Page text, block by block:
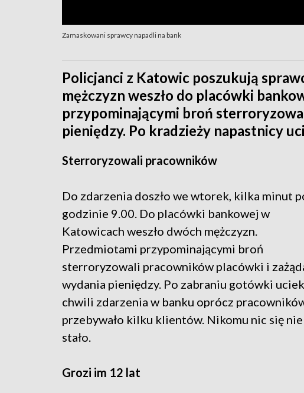
Zamaskowani sprawcy napadli na bank
Policjanci z Katowic poszukują
mężczyzn weszło do placówki
przypominającymi broń
pieniędzy. Po kradzieży napastnicy
Sterroryzowali pracowników
Do zdarzenia doszło we wtorek, kilka minut
godzinie 9.00. Do placówki bankowej w
Katowicach weszło dwóch mężczyzn.
Przedmiotami przypominającymi broń
sterroryzowali pracowników placówki i
wydania pieniędzy. Po zabraniu gotówki
chwili zdarzenia w banku oprócz
przebywało kilku klientów. Nikomu nic się nie
stało.
Grozi im 12 lat